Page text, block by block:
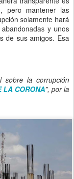
pero mantener las
solamente hará
y unos
de sus amigos. Esa
sobre la corrupción
LA CORONA”, por la